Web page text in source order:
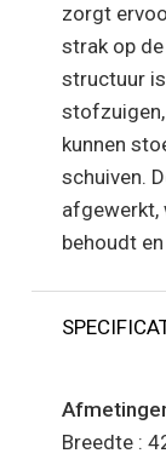
zorgt
strak op
structuur
kunnen
schuiven.
afgewerkt,
behoudt
Breedte :